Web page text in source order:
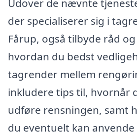
Udover de nævnte
der specialiserer sig i
Fårup, også tilbyde råd
hvordan du bedst
tagrender mellem
inkludere tips til, hvornår
udføre rensningen, samt
du eventuelt kan